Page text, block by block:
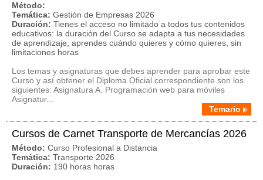
Método:
Temática: Gestión de Empresas 2026
Duración: Tienes el acceso no limitado a todos tus contenidos
educativos: la duración del Curso se adapta a tus necesidades
de aprendizaje, aprendes cuándo quieres y cómo quieres, sin
limitaciones horas
Los temas y asignaturas que debes aprender para aprobar este
Curso y así obtener el Diploma Oficial correspondiente son los
siguientes: Asignatura A. Programación web para móviles
Asignatur...
Temario
Cursos de Carnet Transporte de Mercancías 2026
Método: Curso Profesional a Distancia
Temática: Transporte 2026
Duración: 190 horas horas